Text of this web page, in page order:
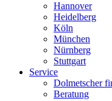
Hannover
Heidelberg
Köln
München
Nürnberg
Stuttgart
Service
Dolmetscher
Beratung